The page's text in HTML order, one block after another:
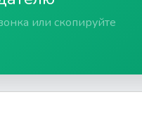
или скопируйте